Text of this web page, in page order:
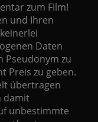
zum Film!
und Ihren
Daten
Pseudonym zu
Preis zu geben.
übertragen
damit
unbestimmte